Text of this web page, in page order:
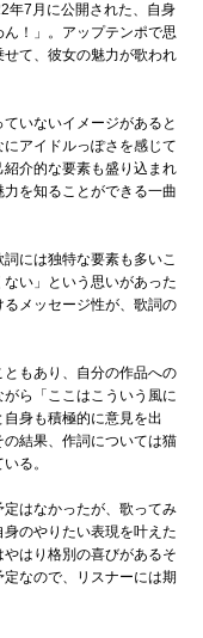
年7月に公開された、自身
！」。アップテンポで思
て、彼女の魅力が歌われ
いないイメージがあると
アイドルっぽさを感じて
介的な要素も盛り込まれ
を知ることができる一曲
には独特な要素も多いこ
い」という思いがあった
メッセージ性が、歌詞の
もあり、自分の作品への
ら「ここはこういう風に
身も積極的に意見を出
結果、作詞については猫
る。
はなかったが、歌ってみ
のやりたい表現を叶えた
はり格別の喜びがあるそ
なので、リスナーには期